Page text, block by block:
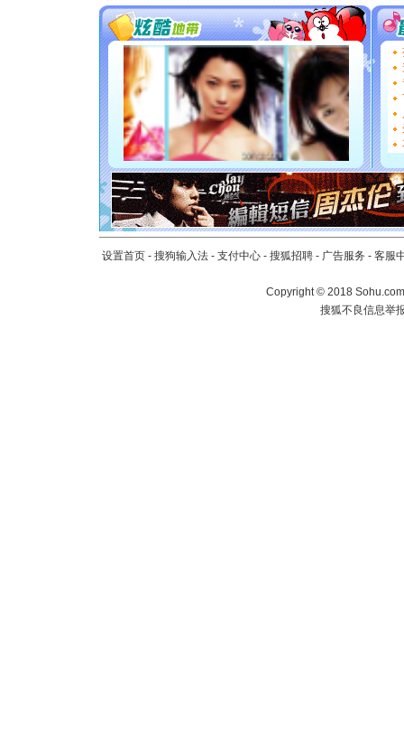
送你一棵
[圣诞节]
你太多，
要平安
[圣诞节]
能正大
都要快乐
[圣诞节]
如意,快
[元旦]看
断电。爱
你是我专
[元旦]如
离。水晶
泣，这痛
卖了。水
设置首页 - 搜狗输入法 - 支付中心 - 搜狐招聘 - 广告服务 - 客服
Copyright©2018
搜狐不良信息举